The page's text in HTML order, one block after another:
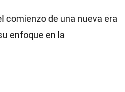
comienzo de una nueva era
enfoque en la